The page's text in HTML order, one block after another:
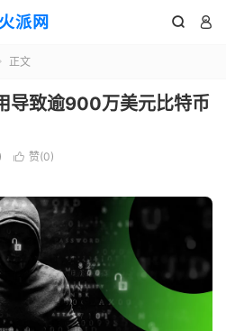
火派网  
正文
导致逾900万美元比特币
 赞(0)